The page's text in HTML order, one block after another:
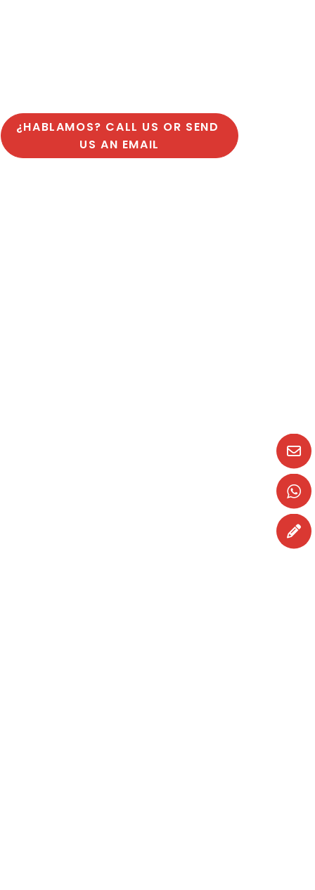
¿HABLAMOS? CALL US OR SEND
US AN EMAIL